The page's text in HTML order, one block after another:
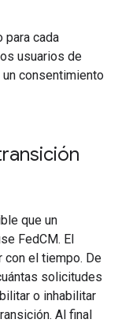
para cada
usuarios de
consentimiento
que un
FedCM. El
con el tiempo. De
solicitudes
o inhabilitar
Al final